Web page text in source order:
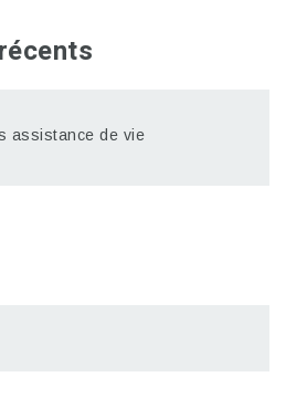
assistance de vie